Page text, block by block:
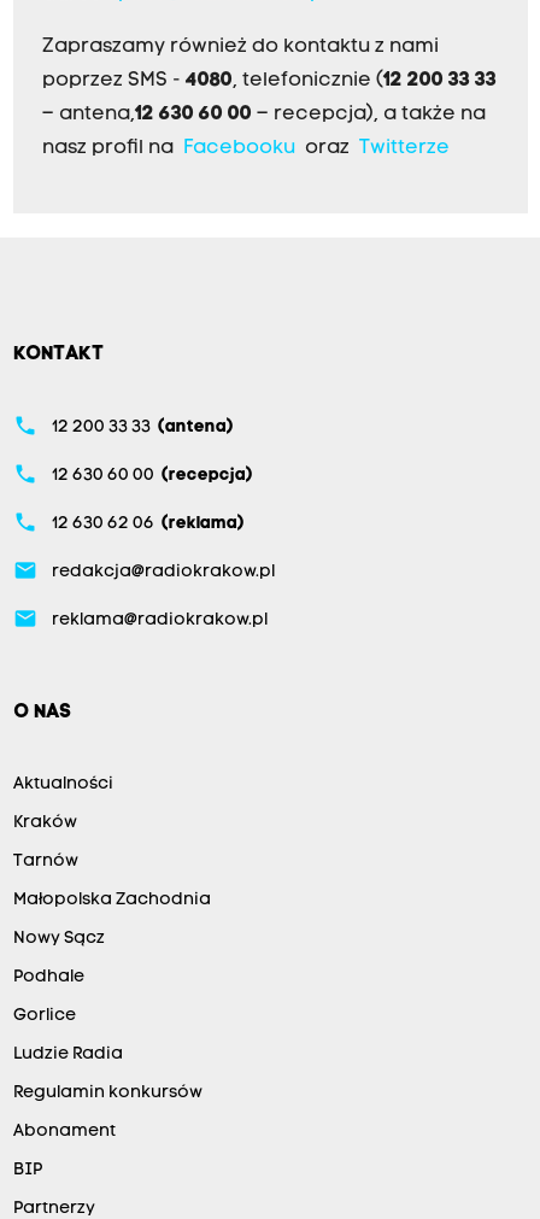
Zapraszamy również do kontaktu z nami
poprzez SMS - 4080, telefonicznie (12 200 33 33
– antena,12 630 60 00 – recepcja), a także na
nasz profil na
Facebookuoraz Twitterze
KONTAKT
phone 12 200 33 33 (antena)
phone 12 630 60 00 (recepcja)
phone 12 630 62 06 (reklama)
email redakcja@radiokrakow.pl
email reklama@radiokrakow.pl
O NAS
Aktualności
Kraków
Tarnów
Małopolska Zachodnia
Nowy Sącz
Podhale
Gorlice
Ludzie Radia
Regulamin konkursów
Abonament
BIP
Partnerzy